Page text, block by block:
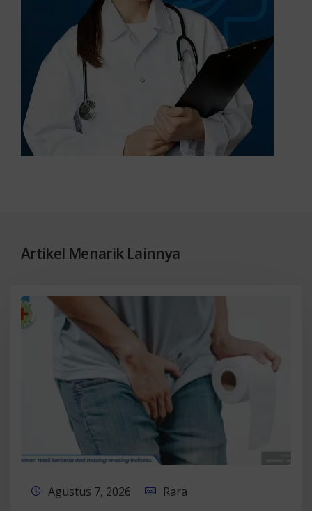
Artikel Menarik Lainnya
Agustus 7, 2026 Rara